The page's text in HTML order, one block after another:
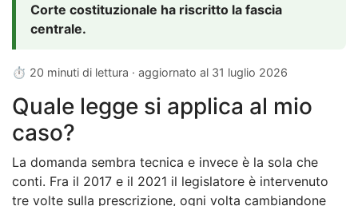
Corte costituzionale ha riscritto la fascia
centrale.
⏱ 20 minuti di lettura · aggiornato al 31 luglio 2026
Quale legge si applica al mio
caso?
La domanda sembra tecnica e invece è la sola che
conti. Fra il 2017 e il 2021 il legislatore è intervenuto
tre volte sulla prescrizione, ogni volta cambiandone